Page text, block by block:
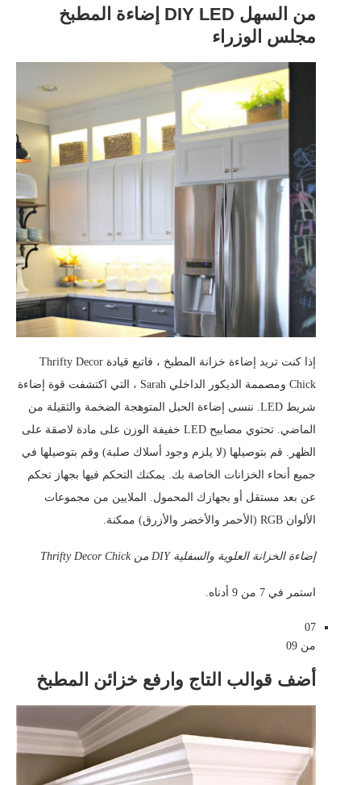
من السهل DIY LED إضاءة المطبخ
مجلس الوزراء
إذا كنت تريد إضاءة خزانة المطبخ ، فاتبع قيادة Thrifty Decor
Chick ومصممة الديكور الداخلي Sarah ، التي اكتشفت قوة إضاءة
شريط LED. ننسى إضاءة الحبل المتوهجة الضخمة والثقيلة من
الماضي. تحتوي مصابيح LED خفيفة الوزن على مادة لاصقة على
الظهر. قم بتوصيلها (لا يلزم وجود أسلاك صلبة) وقم بتوصيلها في
جميع أنحاء الخزانات الخاصة بك. يمكنك التحكم فيها بجهاز تحكم
عن بعد مستقل أو بجهازك المحمول. الملايين من مجموعات
الألوان RGB (الأحمر والأخضر والأزرق) ممكنة.
إضاءة الخزانة العلوية والسفلية DIY من Thrifty Decor Chick
استمر في 7 من 9 أدناه.
07
من 09
أضف قوالب التاج وارفع خزائن المطبخ